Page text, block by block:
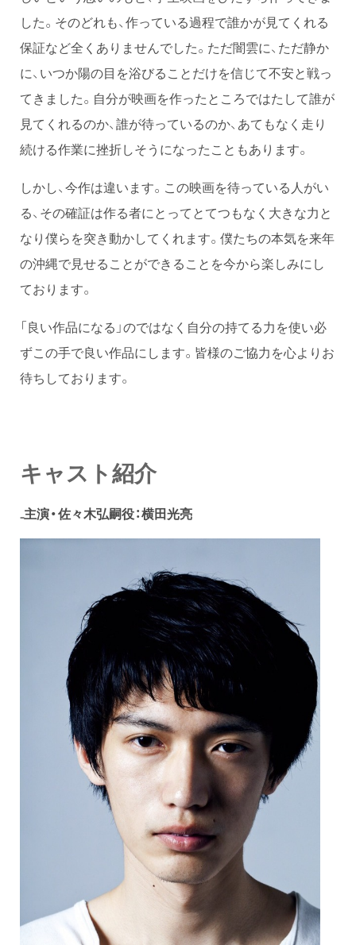
した。そのどれも、作っている過程で誰かが見てくれる
保証など全くありませんでした。ただ闇雲に、ただ静か
に、いつか陽の目を浴びることだけを信じて不安と戦っ
てきました。自分が映画を作ったところではたして誰が
見てくれるのか、誰が待っているのか、あてもなく走り
続ける作業に挫折しそうになったこともあります。
しかし、今作は違います。この映画を待っている人がい
る、その確証は作る者にとってとてつもなく大きな力と
なり僕らを突き動かしてくれます。僕たちの本気を来年
の沖縄で見せることができることを今から楽しみにし
ております。
「良い作品になる」のではなく自分の持てる力を使い必
ずこの手で良い作品にします。皆様のご協力を心よりお
待ちしております。
キャスト紹介
₋主演・佐々木弘嗣役：横田光亮